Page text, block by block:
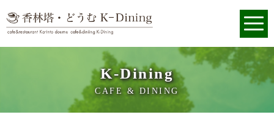
K-Dining
CAFE & DINING